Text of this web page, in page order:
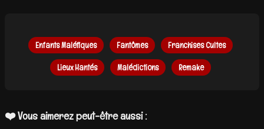
Enfants Maléfiques Fantômes Franchises Cultes
Lieux Hantés Malédictions Remake
❤️ Vous aimerez peut-être aussi :